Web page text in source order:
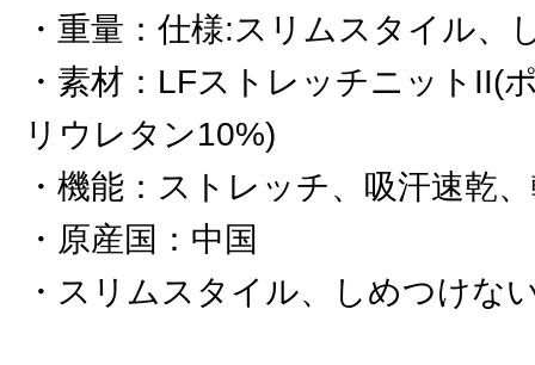
重量 ： 仕様:スリムスタイル、
素材 ： LFストレッチニットII(
リウレタン10%)
機能 ： ストレッチ、吸汗速乾
原産国 ： 中国
スリムスタイル、しめつけな